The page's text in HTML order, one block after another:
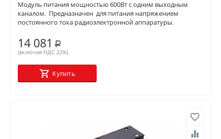
Модуль питания мощностью 600Вт с одним выходным
каналом. Предназначен для питания напряжением
постоянного тока радиоэлектронной аппаратуры.
14 081 Р
(включая НДС 22%)
Купить